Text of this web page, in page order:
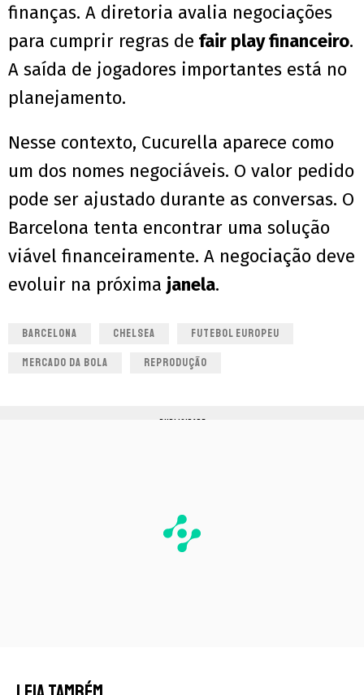
finanças. A diretoria avalia negociações
para cumprir regras de fair play financeiro.
A saída de jogadores importantes está no
planejamento.
Nesse contexto, Cucurella aparece como
um dos nomes negociáveis. O valor pedido
pode ser ajustado durante as conversas. O
Barcelona tenta encontrar uma solução
viável financeiramente. A negociação deve
evoluir na próxima janela.
BARCELONA CHELSEA FUTEBOL EUROPEU
MERCADO DA BOLA REPRODUÇÃO
PUBLICIDADE